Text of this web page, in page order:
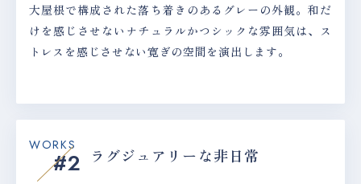
大屋根で構成された落ち着きのあるグレーの外観。和だ
けを感じさせないナチュラルかつシックな雰囲気は、ス
トレスを感じさせない寛ぎの空間を演出します。
WORKS
#2 ラグジュアリーな非日常